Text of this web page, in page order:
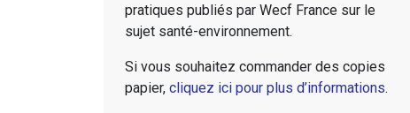
pratiques publiés par Wecf France sur le
sujet santé-environnement.
Si vous souhaitez commander des copies
papier, cliquez ici pour plus d’informations.